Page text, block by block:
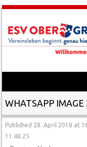
Skip to content
WHATSAPP
Published 28. April 2018 at
11.48.25